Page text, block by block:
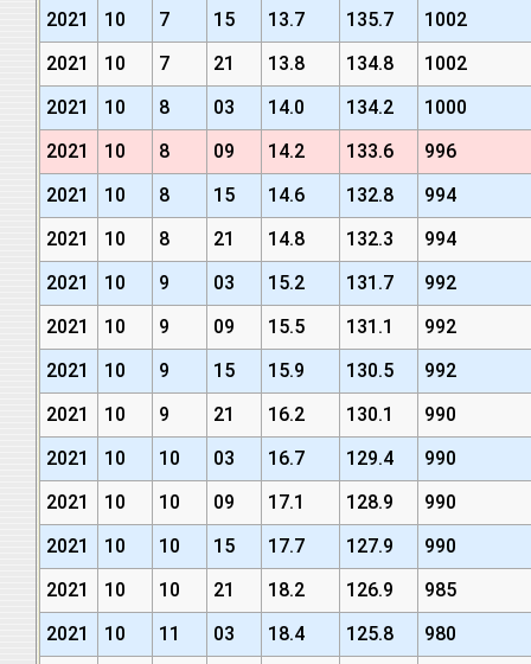
2021
10 7 15 13.7 135.7
1002
2021
10 7 21 13.8 134.8
1002
2021
10 8 03 14.0 134.2
1000
2021
10 8 09 14.2 133.6
996
2021
10 8 15 14.6 132.8
994
2021
10 8 21 14.8 132.3
994
2021
10 9 03 15.2 131.7
992
2021
10 9 09 15.5 131.1
992
2021
10 9 15 15.9 130.5
992
2021
10 9 21 16.2 130.1
990
2021
10 10 03 16.7 129.4
990
2021
10 10 09 17.1 128.9
990
2021
10 10 15 17.7 127.9
990
2021
10 10 21 18.2 126.9
985
2021
10 11 03 18.4 125.8
980